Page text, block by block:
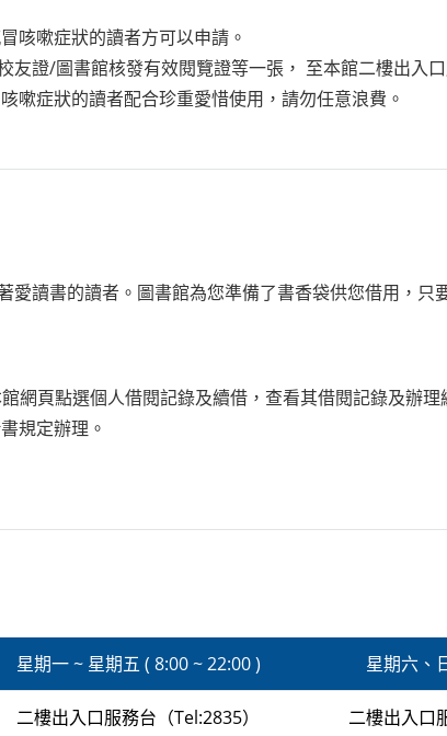
咳嗽症狀的讀者方可以申請。
友證/圖書館核發有效閱覽證等一張， 至本館二樓出入
嗽症狀的讀者配合珍重愛惜使用，請勿任意浪費。
愛讀書的讀者。圖書館為您準備了書香袋供您借用，只
網頁點選個人借閱記錄及續借，查看其借閱記錄及辦理
規定辦理。
星期一 ~ 星期五 ( 8:00 ~ 22:00 ) 星期六、
二樓出入口服務台（Tel:2835） 二樓出入口